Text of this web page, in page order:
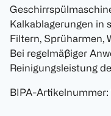
Kalkablagerungen in
Filtern, Sprüharmen,
Bei regelmäßiger
Reinigungsleistung
BIPA-Artikelnummer: